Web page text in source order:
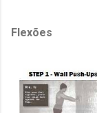
Flexões